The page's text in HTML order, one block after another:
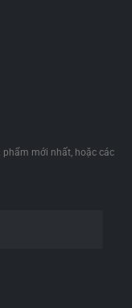
mới nhất, hoặc các